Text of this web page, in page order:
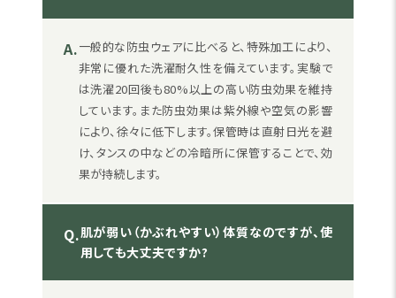
A.一般的な防虫ウェアに比べると、特殊加工により、
非常に優れた洗濯耐久性を備えています。実験で
は洗濯20回後も80%以上の高い防虫効果を維持
しています。また防虫効果は紫外線や空気の影響
により、徐々に低下します。保管時は直射日光を避
け、タンスの中などの冷暗所に保管することで、効
果が持続します。
Q.肌が弱い（かぶれやすい）体質なのですが、使
用しても大丈夫ですか?